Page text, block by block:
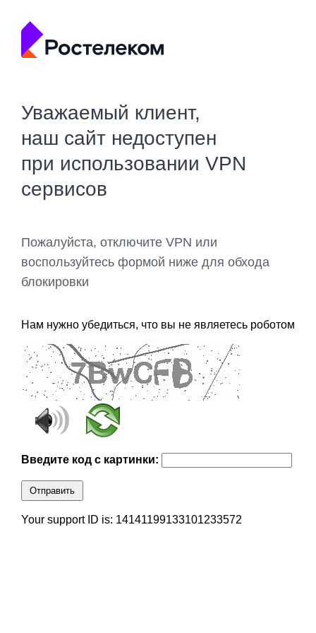
Уважаемый клиент,
наш сайт недоступен
при использовании VPN
сервисов
Пожалуйста, отключите VPN или
воспользуйтесь формой ниже для обхода
блокировки
Нам нужно убедиться, что вы не являетесь роботом
Введите код с картинки:
Отправить
Your support ID is: 14141199133101233572